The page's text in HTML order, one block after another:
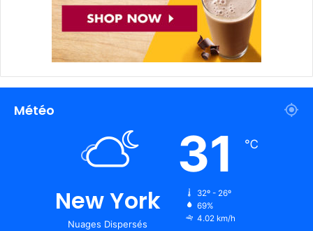
Météo
New York
Nuages Dispersés
31 ℃
32º - 26º
69%
4.02 km/h